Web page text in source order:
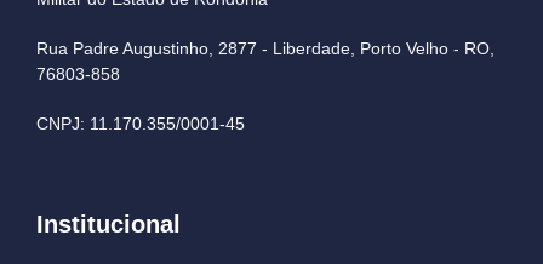
Rua Padre Augustinho, 2877 - Liberdade, Porto Velho - RO,
76803-858
CNPJ: 11.170.355/0001-45
Institucional